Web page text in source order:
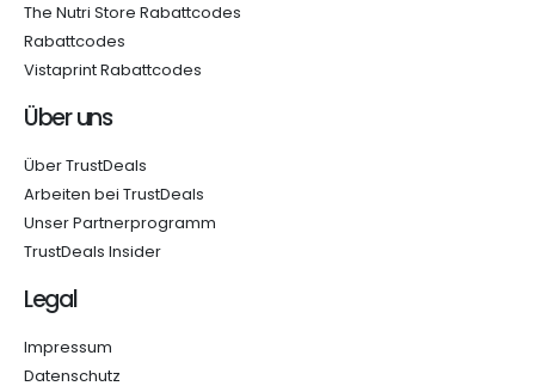
The Nutri Store Rabattcodes
Rabattcodes
Vistaprint Rabattcodes
Über uns
Über TrustDeals
Arbeiten bei TrustDeals
Unser Partnerprogramm
TrustDeals Insider
Legal
Impressum
Datenschutz